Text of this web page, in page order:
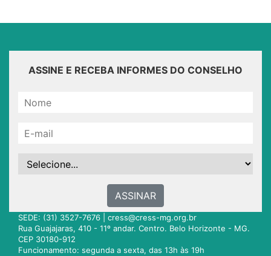
ASSINE E RECEBA INFORMES DO CONSELHO
ASSINAR
SEDE: (31) 3527-7676 | cress@cress-mg.org.br
Rua Guajajaras, 410 - 11º andar. Centro. Belo Horizonte - MG.
CEP 30180-912
Funcionamento: segunda a sexta, das 13h às 19h